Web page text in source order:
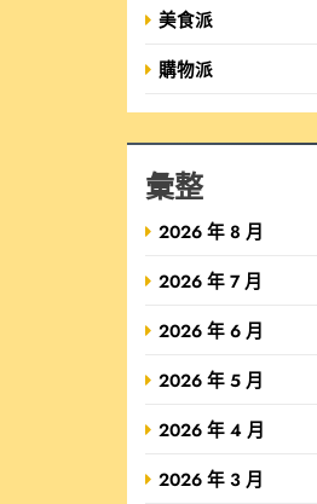
美食派
購物派
彙整
2026 年 8 月
2026 年 7 月
2026 年 6 月
2026 年 5 月
2026 年 4 月
2026 年 3 月